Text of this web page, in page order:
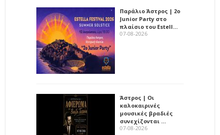
Παράλιο Άστρος | 2ο
Junior Party στο
πλαίσιο του Estell…
07-08-2026
Άστρος | Οι
καλοκαιρινές
μουσικές βραδιές
συνεχίζονται …
07-08-2026